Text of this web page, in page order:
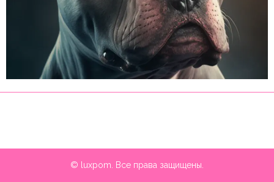
© luxpom. Все права защищены.